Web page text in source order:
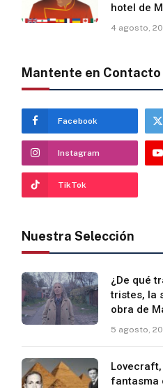
hotel de
4 agosto,
Mantente en Contacto
Facebook
Instagram
TikTok
Nuestra Selección
¿De qué
tristes, la
obra de
5 agosto,
fantasma